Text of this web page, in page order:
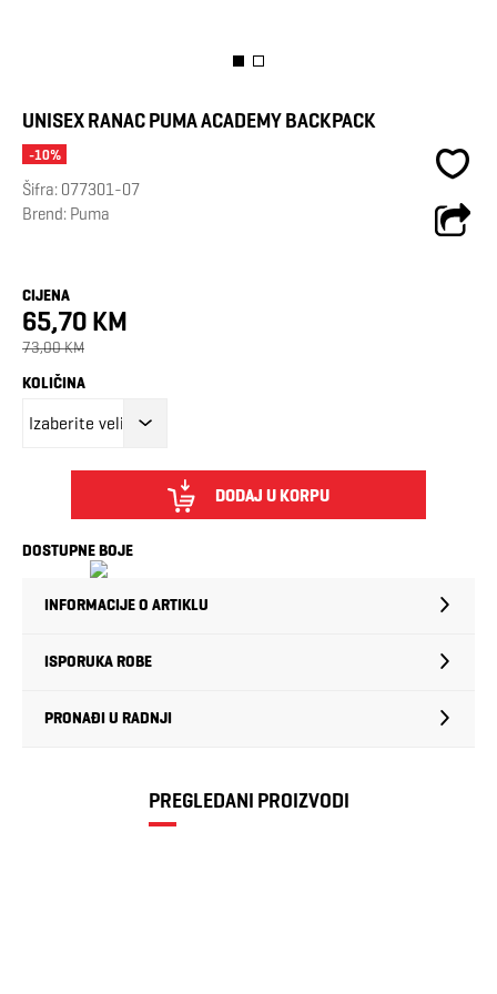
UNISEX RANAC PUMA ACADEMY BACKPACK
-10%
Šifra: 077301-07
Brend: Puma
CIJENA
65,70 KM
73,00 KM
KOLIČINA
DODAJ U KORPU
DOSTUPNE BOJE
INFORMACIJE O ARTIKLU
ISPORUKA ROBE
PRONAĐI U RADNJI
PREGLEDANI PROIZVODI